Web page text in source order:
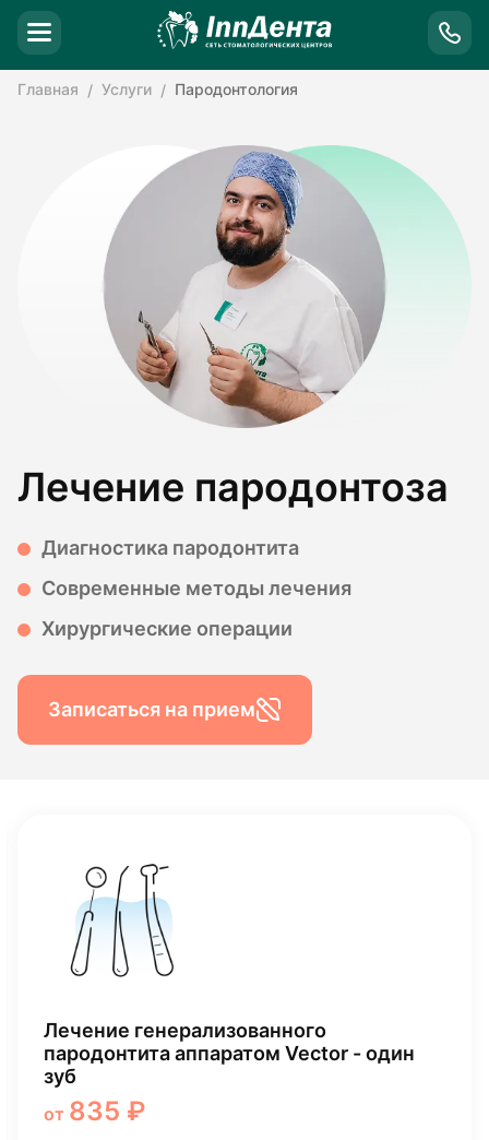
Главная Услуги Пародонтология
Лечение пародонтоза
Диагностика пародонтита
Современные методы лечения
Хирургические операции
Записаться на прием
Компьютерная томография челюстно-
лицевой области сегмент
1 500 ₽